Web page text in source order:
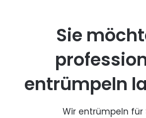
Sie
entrümpeln
Wir entrümpeln für